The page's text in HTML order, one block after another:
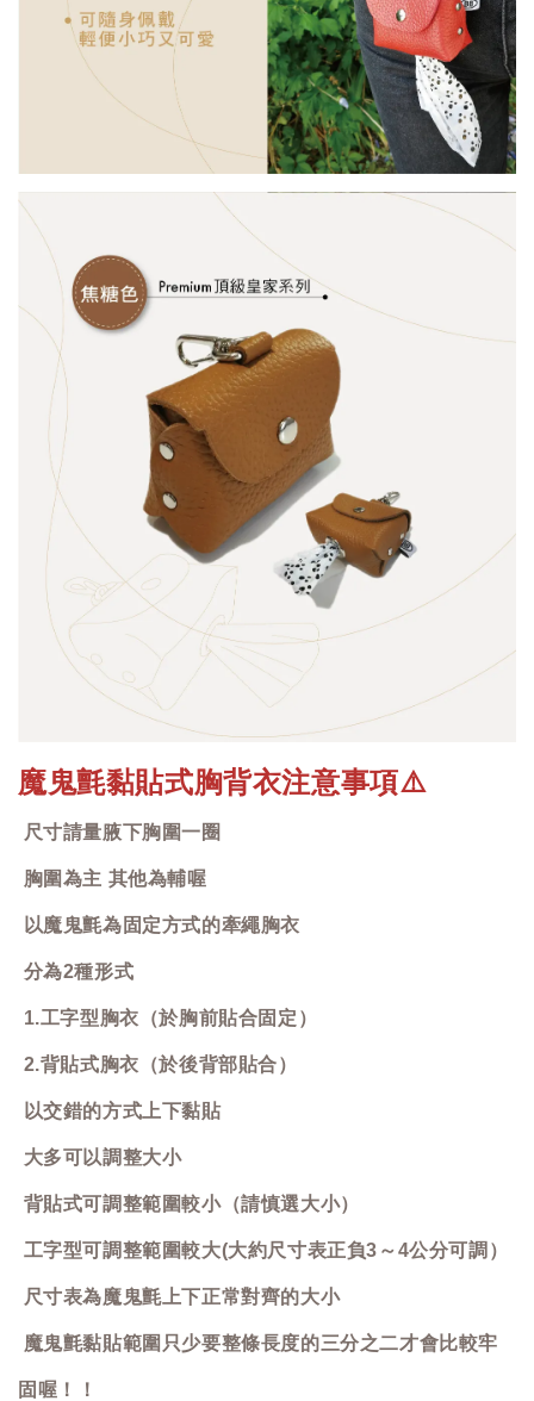
魔鬼氈黏貼式胸背衣注意事項⚠️
尺寸請量腋下胸圍一圈
胸圍為主 其他為輔喔
以魔鬼氈為固定方式的牽繩胸衣
分為2種形式
1.工字型胸衣（於胸前貼合固定）
2.背貼式胸衣（於後背部貼合）
以交錯的方式上下黏貼
大多可以調整大小
背貼式可調整範圍較小（請慎選大小）
工字型可調整範圍較大(大約尺寸表正負3～4公分可調）
尺寸表為魔鬼氈上下正常對齊的大小
魔鬼氈黏貼範圍只少要整條長度的三分之二才會比較牢
固喔！！